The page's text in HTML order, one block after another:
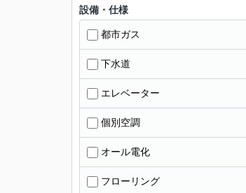
設備・仕様
都市ガス
下水道
エレベーター
個別空調
オール電化
フローリング